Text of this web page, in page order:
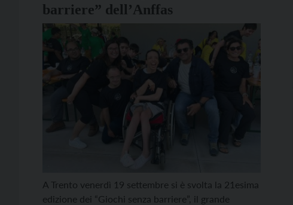
barriere” dell’Anffas
A Trento venerdì 19 settembre si è svolta la 21esima
edizione dei “Giochi senza barriere”, il grande